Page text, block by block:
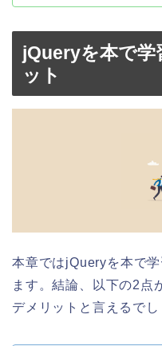
jQueryを本で学
ット
本章ではjQueryを本で
ます。結論、以下の2点
デメリットと言えるでし